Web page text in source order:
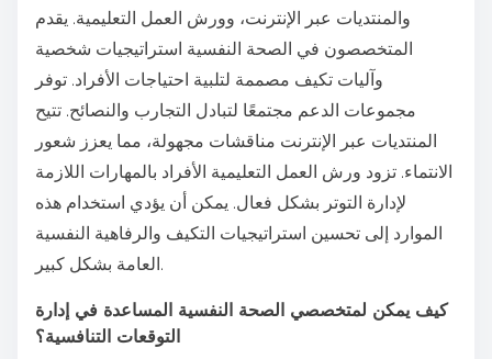
والمنتديات عبر الإنترنت، وورش العمل التعليمية. يقدم
المتخصصون في الصحة النفسية استراتيجيات شخصية
وآليات تكيف مصممة لتلبية احتياجات الأفراد. توفر
مجموعات الدعم مجتمعًا لتبادل التجارب والنصائح. تتيح
المنتديات عبر الإنترنت مناقشات مجهولة، مما يعزز شعور
الانتماء. تزود ورش العمل التعليمية الأفراد بالمهارات اللازمة
لإدارة التوتر بشكل فعال. يمكن أن يؤدي استخدام هذه
الموارد إلى تحسين استراتيجيات التكيف والرفاهية النفسية
العامة بشكل كبير.
كيف يمكن لمتخصصي الصحة النفسية المساعدة في إدارة
التوقعات التنافسية؟